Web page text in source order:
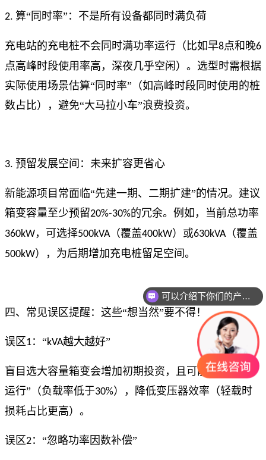
2. 算“同时率”：不是所有设备都同时满负荷
充电站的充电桩不会同时满功率运行（比如早8点和晚6
点高峰时段使用率高，深夜几乎空闲）。选型时需根据
实际使用场景估算“同时率”（如高峰时段同时使用的桩
数占比），避免“大马拉小车”浪费投资。
3. 预留发展空间：未来扩容更省心
新能源项目常面临“先建一期、二期扩建”的情况。建议
箱变容量至少预留20%-30%的冗余。例如，当前总功率
360kW，可选择500kVA（覆盖400kW）或630kVA（覆盖
500kW），为后期增加充电桩留足空间。
四、常见误区提醒：这些“想当然”要不得！
误区1：“kVA越大越好”
盲目选大容量箱变会增加初期投资，且可能导致“轻载
运行”（负载率低于30%），降低变压器效率（轻载时
损耗占比更高）。
误区2：“忽略功率因数补偿”
你们是怎么收费的呢